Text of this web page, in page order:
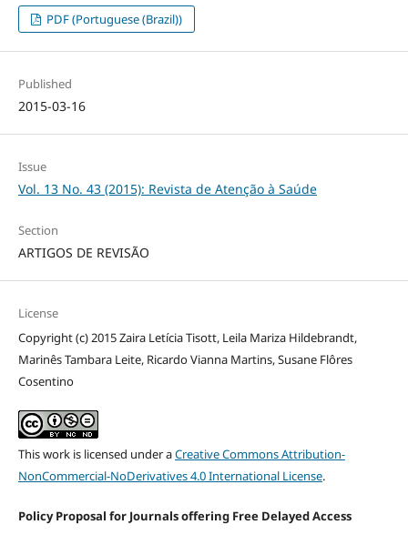
PDF (Portuguese (Brazil))
Published
2015-03-16
Issue
Vol. 13 No. 43 (2015): Revista de Atenção à Saúde
Section
ARTIGOS DE REVISÃO
License
Copyright (c) 2015 Zaira Letícia Tisott, Leila Mariza Hildebrandt,
Marinês Tambara Leite, Ricardo Vianna Martins, Susane Flôres
Cosentino
This work is licensed under aCreative Commons Attribution-
NonCommercial-NoDerivatives 4.0 International License.
Policy Proposal for Journals offering Free Delayed Access